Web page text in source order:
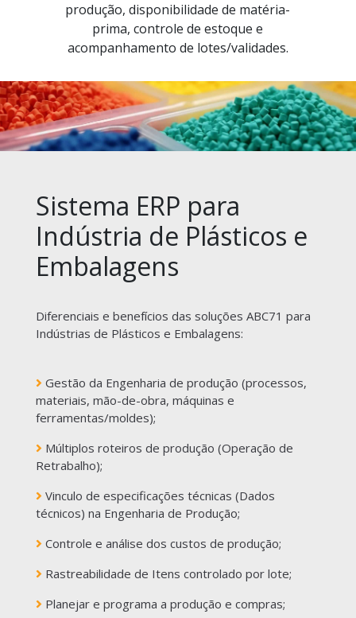
produção, disponibilidade de matéria-
prima, controle de estoque e
acompanhamento de lotes/validades.
Sistema ERP para
Indústria de Plásticos e
Embalagens
Diferenciais e benefícios das soluções ABC71 para
Indústrias de Plásticos e Embalagens:
Gestão da Engenharia de produção (processos,
materiais, mão-de-obra, máquinas e
ferramentas/moldes);
Múltiplos roteiros de produção (Operação de
Retrabalho);
Vinculo de especificações técnicas (Dados
técnicos) na Engenharia de Produção;
Controle e análise dos custos de produção;
Rastreabilidade de Itens controlado por lote;
Planejar e programa a produção e compras;